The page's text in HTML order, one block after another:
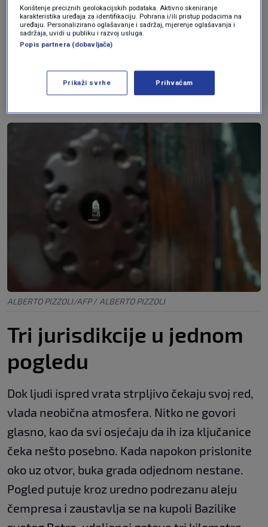
najpoznatijih rimskih priča: kaže se da kroz
ključanicu jednim pogledom možete obuhvatiti
čak tri različite jurisdikcije – posjed Malteškog
zanimljiv odraz posebnog međunarodnog
ALBERTO PIZZOLI/AFP / ALBERTO PIZZOLI
Tri jurisdikcije u jednom
pogledu
Dok ljudi ispred vrata strpljivo čekaju svoj red,
vlada neobična atmosfera. Nitko ne govori
glasno, kao da svi osjećaju da ih iza ključanice
čeka nešto posebno. Kada napokon prislonite
oko uz otvor, buka grada odjednom nestane.
Pogled putuje kroz uredno podrezanu aleju
čempresa i zaustavlja se na kupoli Bazilike
Korištenje preciznih geolokacijskih podataka. Aktivno skeniranje
karakteristika uređaja za identifikaciju. Pohrana i/ili pristup podacima na
uređaju. Personalizirano oglašavanje i sadržaj, mjerenje oglašavanja i
sadržaja, uvidi u publiku i razvoj usluga.
Popis partnera (dobavljača)
Prikaži svrhe Prihvaćam